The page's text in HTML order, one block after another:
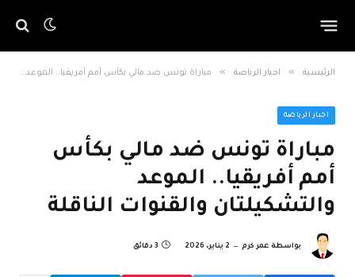
الرئيسية » اخبار الرياضة » مباراة تونس ضد مالي بكأس أمم أفريقيا.. الموعد والتشكيلتان والقنوات الناقلة
اخبار الرياضة
مباراة تونس ضد مالي بكأس
أمم أفريقيا.. الموعد
والتشكيلتان والقنوات الناقلة
بواسطة عمر كرم 2 يناير، 2026 3 دقائق